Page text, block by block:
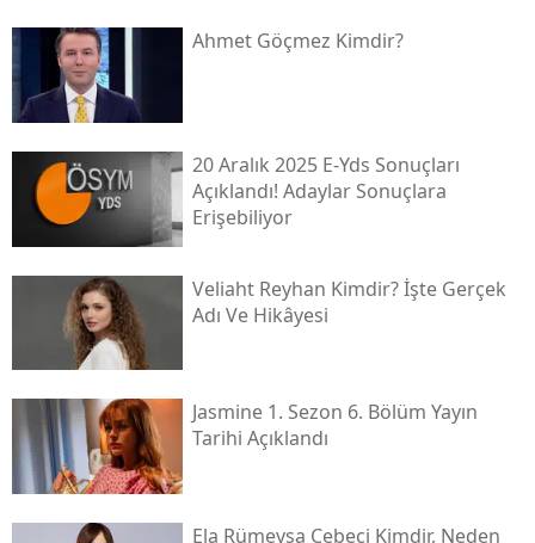
Ahmet Göçmez Kimdir?
20 Aralık 2025 E-Yds Sonuçları
Açıklandı! Adaylar Sonuçlara
Erişebiliyor
Veliaht Reyhan Kimdir? İşte Gerçek
Adı Ve Hikâyesi
Jasmine 1. Sezon 6. Bölüm Yayın
Tarihi Açıklandı
Ela Rümeysa Cebeci Kimdir, Neden